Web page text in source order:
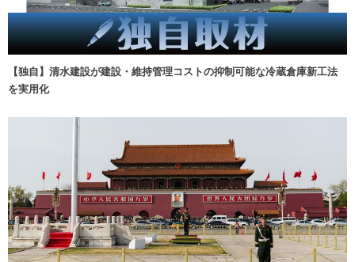
【独自】清水建設が建設・維持管理コストの抑制可能な冷蔵倉庫新工法
を実用化